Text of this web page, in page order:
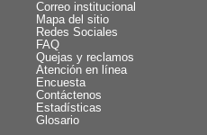
Correo institucional
Mapa del sitio
Redes Sociales
FAQ
Quejas y reclamos
Atención en línea
Encuesta
Contáctenos
Estadísticas
Glosario